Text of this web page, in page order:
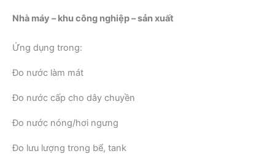
Nhà máy – khu công nghiệp – sản xuất
Ứng dụng trong:
Đo nước làm mát
Đo nước cấp cho dây chuyền
Đo nước nóng/hơi ngưng
Đo lưu lượng trong bể, tank